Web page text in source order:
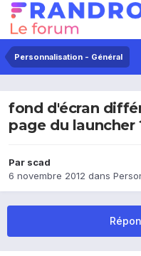
Personnalisation - Général
fond d'écran
page du launcher
Par scad
6 novembre 2012 dans